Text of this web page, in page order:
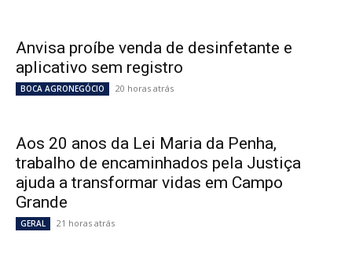
Anvisa proíbe venda de desinfetante e
aplicativo sem registro
BOCA AGRONEGÓCIO 20 horas atrás
Aos 20 anos da Lei Maria da Penha,
trabalho de encaminhados pela Justiça
ajuda a transformar vidas em Campo
Grande
GERAL 21 horas atrás